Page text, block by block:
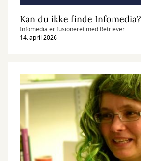
Kan du ikke finde Infomedia?
Infomedia er fusioneret med Retriever
14. april 2026